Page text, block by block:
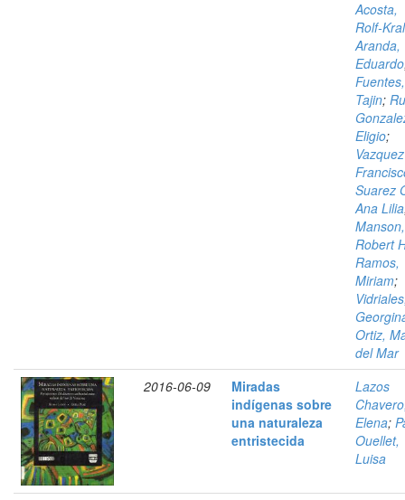
Acosta,
Rolf-Kral
Aranda,
Eduardo
Fuentes,
Tajin;
Eligio;
Suarez
Ana Lilia
Manson,
Robert
Ramos,
Miriam;
Ortiz,
del Mar
2016-06-09
Miradas
indígenas sobre
una naturaleza
entristecida
Lazos
Elena;
Ouellet,
Luisa